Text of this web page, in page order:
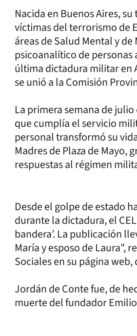
Nacida en Buenos Aires,
víctimas del terrorismo de
áreas de Salud Mental y
psicoanalítico de personas
última dictadura militar en
se unió a la Comisión
La primera semana de
que cumplía el servicio
personal transformó su
Madres de Plaza de Mayo,
respuestas al régimen
Desde el golpe de estado
durante la dictadura, el
bandera’. La publicación
María y esposo de Laura",
Sociales en su página
Jordán de Conte fue, de
muerte del fundador